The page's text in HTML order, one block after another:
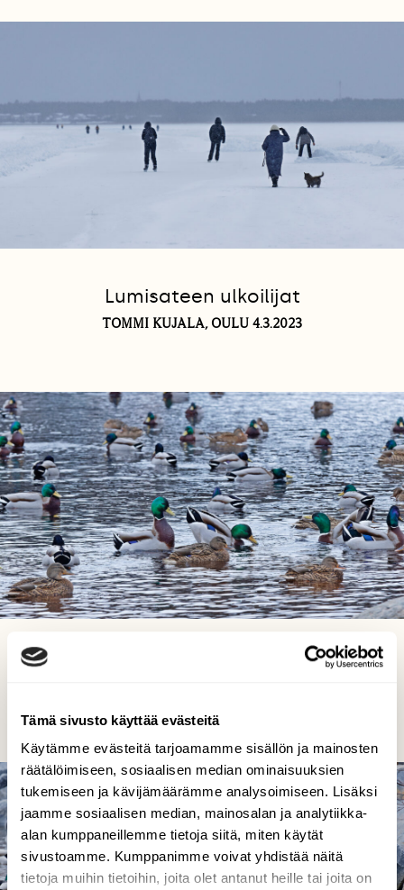
Tämä sivusto käyttää evästeitä
Käytämme evästeitä tarjoamamme sisällön ja mainosten
räätälöimiseen, sosiaalisen median ominaisuuksien
tukemiseen ja kävijämäärämme analysoimiseen. Lisäksi
jaamme sosiaalisen median, mainosalan ja analytiikka-
alan kumppaneillemme tietoja siitä, miten käytät
sivustoamme. Kumppanimme voivat yhdistää näitä
tietoja muihin tietoihin, joita olet antanut heille tai joita on
Lumisateen ulkoilijat
TOMMI KUJALA, OULU 4.3.2023
Kevättä rinnassa. sorsien riemua